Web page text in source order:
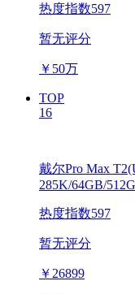
热度指数597
暂无评分
￥ 50万
TOP
16
戴尔Pro Max
285K/64GB/
热度指数597
暂无评分
￥ 26899